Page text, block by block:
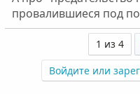
когда отошел говорил
помню что), но помню
провалившиеся под
1 из 4
Войдите или